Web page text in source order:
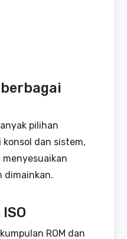
pilihan
dan sistem,
dimainkan.
ROM dan